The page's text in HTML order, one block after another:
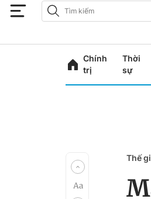
Chính
trị
Thời
sự
Thế